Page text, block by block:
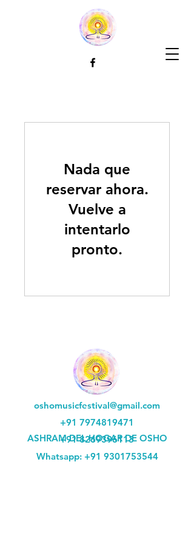
Nada que
reservar ahora.
Vuelve a
intentarlo
pronto.
oshomusicfestival@gmail.com
+91 7974819471
+91 8269396113
Whatsapp: +91 9301753544
ASHRAM DEL HOGAR DE OSHO